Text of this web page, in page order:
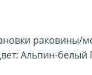
Альпин-белый